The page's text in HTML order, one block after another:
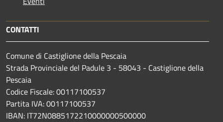
CONTATTI
Comune di Castiglione della Pescaia
Strada Provinciale del Padule 3 - 58043 - Castiglione della
Pescaia
Codice Fiscale: 00117100537
Partita IVA: 00117100537
IBAN: IT72N0885172210000000500000